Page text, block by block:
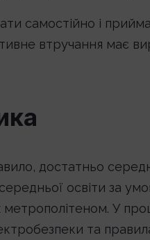
самостійно і
втручання має
достатньо
освіти за
метрополітеном. У
та